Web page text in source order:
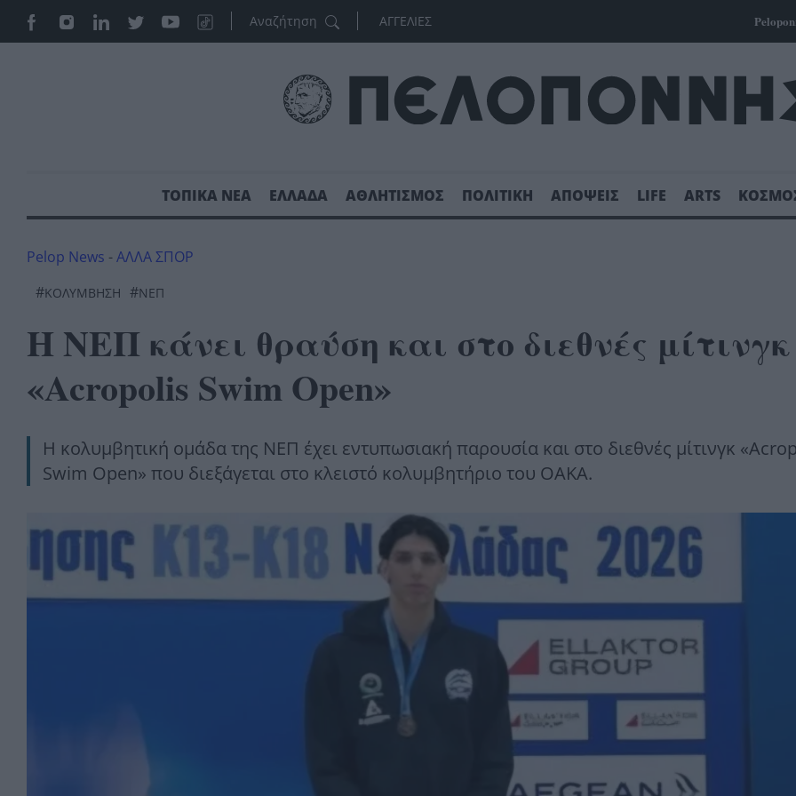
ΑΓΓΕΛΙΕΣ
ΤΟΠΙΚΑ ΝΕΑ ΕΛΛΑΔΑ ΑΘΛΗΤΙΣΜΟΣ ΠΟΛΙΤΙΚΗ ΑΠΟΨΕΙΣ LIFE ARTS
Pelop News -ΑΛΛΑ ΣΠΟΡ
#ΚΟΛΎΜΒΗΣΗ #ΝΕΠ
Η ΝΕΠ κάνει θραύση και στο διεθνές μίτινγκ
«Acropolis Swim Open»
Η κολυμβητική ομάδα της ΝΕΠ έχει εντυπωσιακή παρουσία και στο διεθνές μίτινγκ
Swim Open» που διεξάγεται στο κλειστό κολυμβητήριο του ΟΑΚΑ.